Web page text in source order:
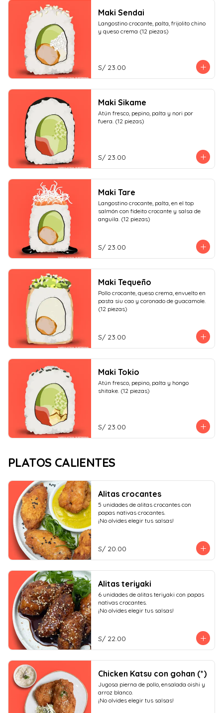
Maki Sendai
Langostino crocante, palta, frijolito chino
y queso crema (12 piezas)
S/ 23.00
Maki Sikame
Atún fresco, pepino, palta y nori por
fuera. (12 piezas)
S/ 23.00
Maki Tare
Langostino crocante, palta, en el top
salmón con fideito crocante y salsa de
anguila. (12 piezas)
S/ 23.00
Maki Tequeño
Pollo crocante, queso crema, envuelto en
pasta siu cao y coronado de guacamole.
(12 piezas)
S/ 23.00
Maki Tokio
Atún fresco, pepino, palta y hongo
shitake. (12 piezas)
S/ 23.00
PLATOS CALIENTES
Alitas crocantes
5 unidades de alitas crocantes con
papas nativas crocantes.
¡No olvides elegir tus salsas!
S/ 20.00
Alitas teriyaki
6 unidades de alitas teriyaki con papas
nativas crocantes.
¡No olvides elegir tus salsas!
S/ 22.00
Chicken Katsu con gohan (*)
Jugosa pierna de pollo, ensalada oishi y
arroz blanco.
¡No olvides elegir tus salsas!